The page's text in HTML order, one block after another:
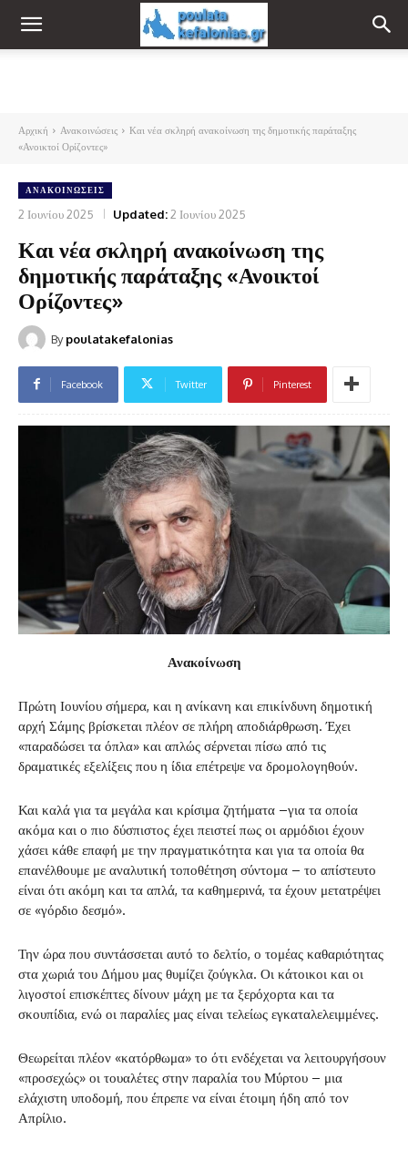
Αρχική Ανακοινώσεις
Και νέα σκληρή ανακοίνωση της δημοτικής παράταξης
«Ανοικτοί Ορίζοντες»
ΑΝΑΚΟΙΝΏΣΕΙΣ
2 Ιουνίου 2025 Updated:2 Ιουνίου 2025
Και νέα σκληρή ανακοίνωση της
δημοτικής παράταξης «Ανοικτοί
Ορίζοντες»
By poulatakefalonias
Facebook Twitter Pinterest
Ανακοίνωση
Πρώτη Ιουνίου σήμερα, και η ανίκανη και επικίνδυνη δημοτική
αρχή Σάμης βρίσκεται πλέον σε πλήρη αποδιάρθρωση. Έχει
«παραδώσει τα όπλα» και απλώς σέρνεται πίσω από τις
δραματικές εξελίξεις που η ίδια επέτρεψε να δρομολογηθούν.
Και καλά για τα μεγάλα και κρίσιμα ζητήματα –για τα οποία
ακόμα και ο πιο δύσπιστος έχει πειστεί πως οι αρμόδιοι έχουν
χάσει κάθε επαφή με την πραγματικότητα και για τα οποία θα
επανέλθουμε με αναλυτική τοποθέτηση σύντομα – το απίστευτο
είναι ότι ακόμη και τα απλά, τα καθημερινά, τα έχουν μετατρέψει
σε «γόρδιο δεσμό».
Την ώρα που συντάσσεται αυτό το δελτίο, ο τομέας καθαριότητας
στα χωριά του Δήμου μας θυμίζει ζούγκλα. Οι κάτοικοι και οι
λιγοστοί επισκέπτες δίνουν μάχη με τα ξερόχορτα και τα
σκουπίδια, ενώ οι παραλίες μας είναι τελείως εγκαταλελειμμένες.
Θεωρείται πλέον «κατόρθωμα» το ότι ενδέχεται να λειτουργήσουν
«προσεχώς» οι τουαλέτες στην παραλία του Μύρτου – μια
ελάχιστη υποδομή, που έπρεπε να είναι έτοιμη ήδη από τον
Απρίλιο.